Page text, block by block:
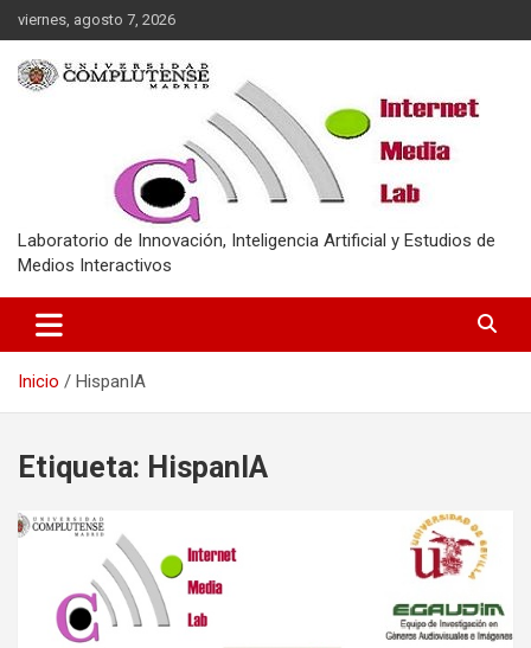
Saltar
al
contenido
viernes, agosto 7, 2026
Laboratorio de Innovación, Inteligencia Artificial y Estudios de
Medios Interactivos
Inicio HispanIA
Etiqueta: HispanIA